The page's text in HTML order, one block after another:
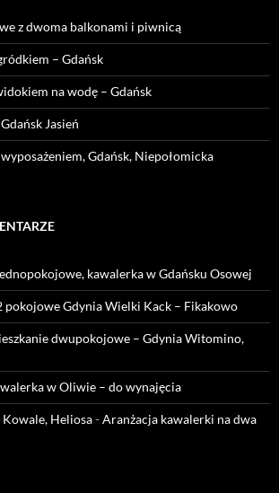
z dwoma balkonami i piwnicą
– Gdańsk
na wodę – Gdańsk
Jasień
Gdańsk, Niepołomicka
kawalerka w Gdańsku Osowej
pokojowe Gdynia Wielki Kack – Fikakowo
dwupokojowe – Gdynia Witomino,
w Oliwie – do wynajęcia
Kowale, Heliosa-Aranżacja kawalerki na dwa